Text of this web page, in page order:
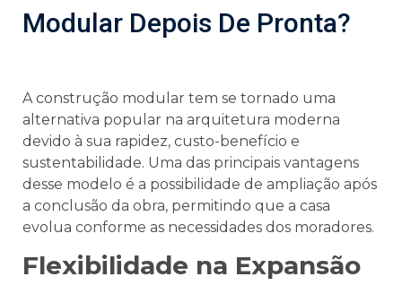
Modular Depois De Pronta?
A construção modular tem se tornado uma
alternativa popular na arquitetura moderna
devido à sua rapidez, custo-benefício e
sustentabilidade. Uma das principais vantagens
desse modelo é a possibilidade de ampliação após
a conclusão da obra, permitindo que a casa
evolua conforme as necessidades dos moradores.
Flexibilidade na Expansão